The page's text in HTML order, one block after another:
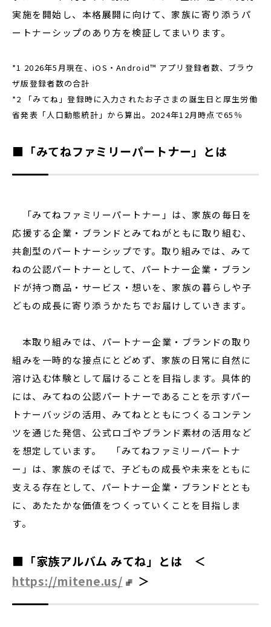
実施を開始し、本格展開に向けて、家族に寄り添うパ
ートナーシップのあり方を検証してまいります。
*1 2026年5月現在、iOS・Android™ アプリ登録者数、ブラウ
ザ版登録者数の合計
*2 「みてね」登録時に入力されたお子さまの誕生日と厚生労働
省発表「人口動態統計」から算出。2024年12月時点で65％
■「みてねファミリーパートナー」とは
「みてねファミリーパートナー」は、家族の毎日を
応援する企業・ブランドとみてねがともに取り組む、
共創型のパートナーシップです。取り組みでは、みて
ねの公認パートナーとして、パートナー企業・ブラン
ドが持つ商品・サービス・想いを、家族の暮らしや子
どもの成長に寄り添うかたちでお届けしていきます。
本取り組みでは、パートナー企業・ブランドの取り
組みを一時的な接点にとどめず、家族の日常に自然に
溶け込む体験として届けることを目指します。具体的
には、みてねの公認パートナーであることを示すパー
トナーバッジの活用、みてねとともにつくるコンテン
ツを通じた発信、公式ロゴやブランド素材の活用など
を想定しています。 「みてねファミリーパートナ
ー」は、家族のそばで、子どもの成長や未来をともに
支える存在として、パートナー企業・ブランドととも
に、あたたかな価値をつくっていくことを目指しま
す。
■「家族アルバム みてね」とは ＜
https://mitene.us/
＞